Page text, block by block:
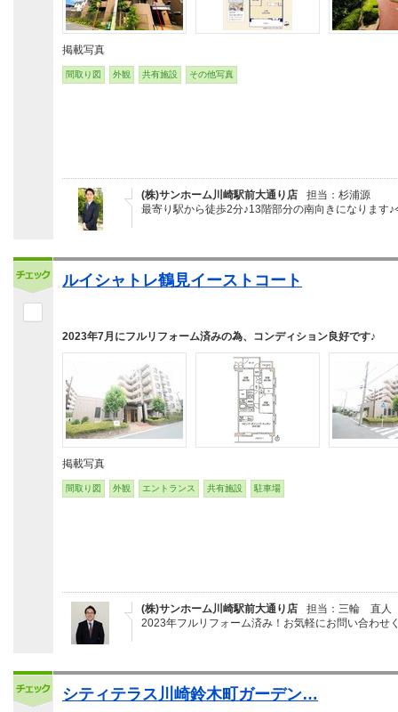
掲載写真
間取り図 外観 共有施設 その他写真
(株)サンホーム川崎駅前大通り店
担当：杉浦源
最寄り駅から徒歩2分♪13階部分の南向きになります
ルイシャトレ鶴見イーストコート
2023年7月にフルリフォーム済みの為、コンディション良好です♪
掲載写真
間取り図 外観 エントランス 共有施設 駐車場
(株)サンホーム川崎駅前大通り店
担当：三輪 直人
2023年フルリフォーム済み！お気軽にお問い合わせ
シティテラス川崎鈴木町ガーデン…